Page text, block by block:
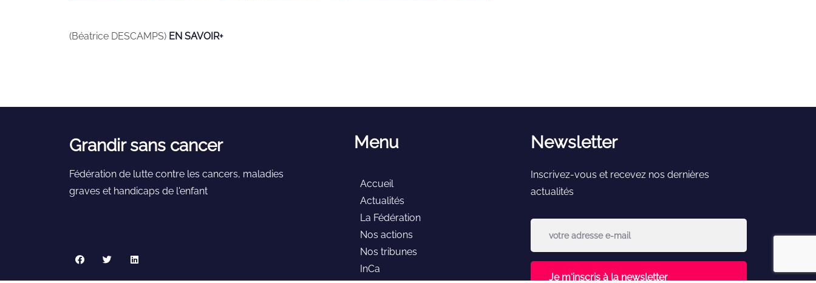
(Béatrice DESCAMPS) EN SAVOIR+
Grandir sans cancer
Fédération de lutte contre les cancers, maladies
graves et handicaps de l'enfant
Menu
Accueil
Actualités
La Fédération
Nos actions
Nos tribunes
InCa
Newsletter
Inscrivez-vous et recevez nos dernières
actualités
Je m'inscris à la newsletter